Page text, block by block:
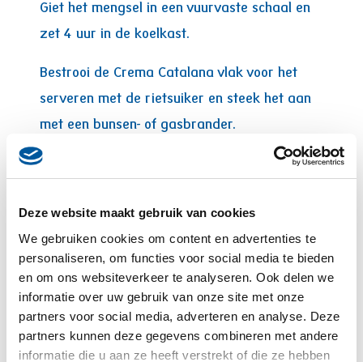
Deze website maakt gebruik van cookies
We gebruiken cookies om content en advertenties te
personaliseren, om functies voor social media te bieden
en om ons websiteverkeer te analyseren. Ook delen we
informatie over uw gebruik van onze site met onze
partners voor social media, adverteren en analyse. Deze
partners kunnen deze gegevens combineren met andere
informatie die u aan ze heeft verstrekt of die ze hebben
Giet het mengsel in een vuurvaste schaal en
zet 4 uur in de koelkast.
Bestrooi de Crema Catalana vlak voor het
serveren met de rietsuiker en steek het aan
met een bunsen- of gasbrander.
Gebruikte producten